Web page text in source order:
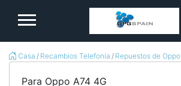
Casa Recambios Telefonía Repuestos de Oppo
Para Oppo A74 4G